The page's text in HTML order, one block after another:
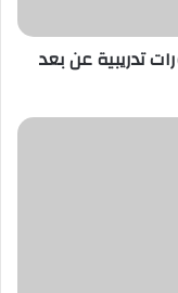
سطام تعلن تقديم 4 دورات تدريبية عن بعد